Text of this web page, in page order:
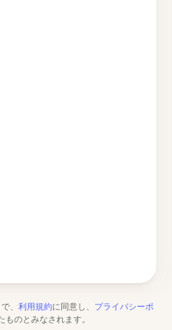
、 利用規約に同意し、 プライバシーポ
ものとみなされます。